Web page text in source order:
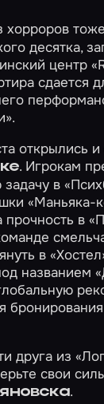
хорроров
десятка,
центр
сдается
.
открылись
. Игрокам
задачу в
«Маньяка-
прочность в
в
названием
друга из
свои
.